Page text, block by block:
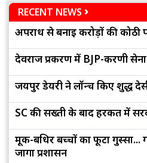
RECENT NEWS
अपराध से बनाई करोड़ों की कोठी
देवराज प्रकरण में BJP-करणी
जयपुर डेयरी ने लॉन्च किए शुद्ध
SC की सख्ती के बाद हरकत में
मूक-बधिर बच्चों का फूटा
जागा प्रशासन